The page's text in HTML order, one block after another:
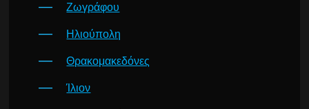
Ζωγράφου
Ηλιούπολη
Θρακομακεδόνες
Ίλιον